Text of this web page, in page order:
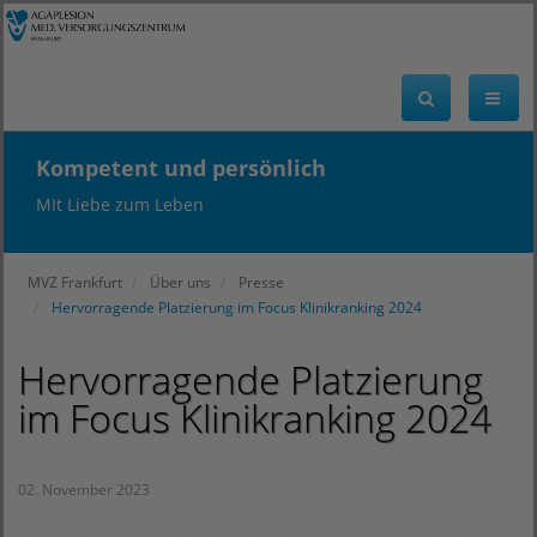
Kompetent und persönlich
MIt Liebe zum Leben
MVZ Frankfurt Über uns
Presse
Hervorragende Platzierung im Focus Klinikranking 2024
Hervorragende Platzierung
im Focus Klinikranking 2024
02. November 2023